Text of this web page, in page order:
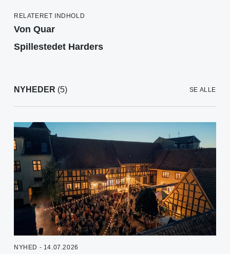
RELATERET INDHOLD
Von Quar
Spillestedet Harders
NYHEDER (5) SE ALLE
NYHED - 14.07.2026